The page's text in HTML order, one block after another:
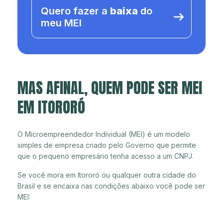
Quero fazer a baixa do
meu MEI
MAS AFINAL, QUEM PODE SER MEI
EM ITORORÓ
O Microempreendedor Individual (MEI) é um modelo
simples de empresa criado pelo Governo que permite
que o pequeno empresário tenha acesso a um CNPJ.
Se você mora em Itororó ou qualquer outra cidade do
Brasil e se encaixa nas condições abaixo você pode ser
MEI: